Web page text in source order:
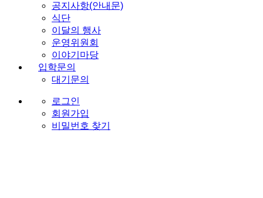
공지사항(안내문)
식단
이달의 행사
운영위원회
이야기마당
입학문의
대기문의
로그인
회원가입
비밀번호 찾기